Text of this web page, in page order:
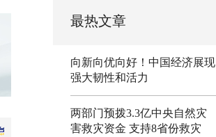
最热文章
向新向优向好！中国经济展现
强大韧性和活力
两部门预拨3.3亿中央自然灾
害救灾资金 支持8省份救灾